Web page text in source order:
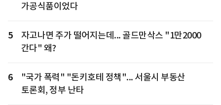
가공식품이었다
5
자고나면 주가 떨어지는데... 골드만삭스 "1만2000
간다" 왜?
6
"국가 폭력" "돈키호테 정책"... 서울시 부동산
토론회, 정부 난타